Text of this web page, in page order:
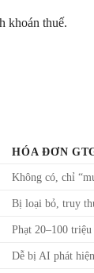
khoán thuế.
HÓA ĐƠN
Không có, chỉ
Bị loại bỏ, truy
Phạt 20–100
Dễ bị AI phát